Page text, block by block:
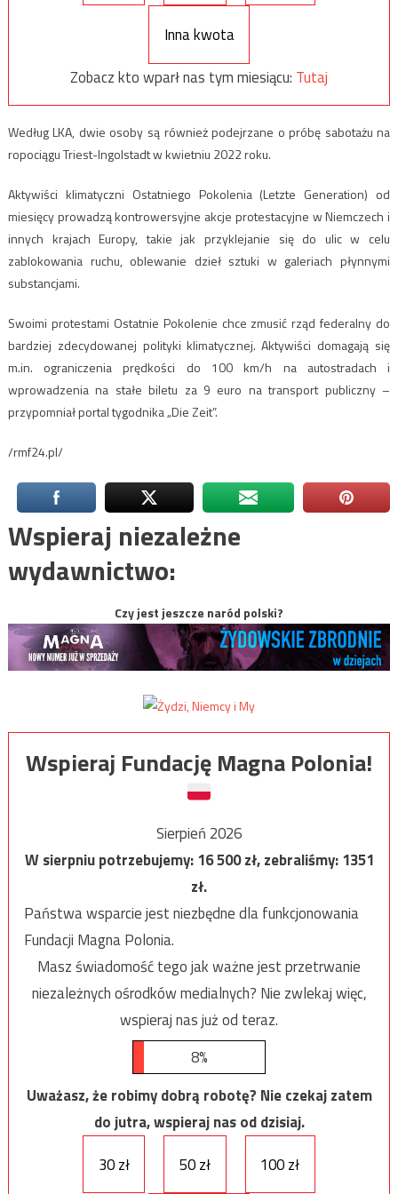
Inna kwota
Zobacz kto wparł nas tym miesiącu: Tutaj
Według LKA, dwie osoby są również podejrzane o próbę sabotażu na
ropociągu Triest-Ingolstadt w kwietniu 2022 roku.
Aktywiści klimatyczni Ostatniego Pokolenia (Letzte Generation) od
miesięcy prowadzą kontrowersyjne akcje protestacyjne w Niemczech i
innych krajach Europy, takie jak przyklejanie się do ulic w celu
zablokowania ruchu, oblewanie dzieł sztuki w galeriach płynnymi
substancjami.
Swoimi protestami Ostatnie Pokolenie chce zmusić rząd federalny do
bardziej zdecydowanej polityki klimatycznej. Aktywiści domagają się
m.in. ograniczenia prędkości do 100 km/h na autostradach i
wprowadzenia na stałe biletu za 9 euro na transport publiczny –
przypomniał portal tygodnika „Die Zeit”.
/rmf24.pl/
Wspieraj niezależne
wydawnictwo:
Czy jest jeszcze naród polski?
Wspieraj Fundację Magna Polonia!
Sierpień 2026
W sierpniu potrzebujemy:16 500zł, zebraliśmy:1351
zł.
Państwa wsparcie jest niezbędne dla funkcjonowania
Fundacji Magna Polonia.
Masz świadomość tego jak ważne jest przetrwanie
niezależnych ośrodków medialnych? Nie zwlekaj więc,
wspieraj nas już od teraz.
8%
Uważasz, że robimy dobrą robotę? Nie czekaj zatem
do jutra, wspieraj nas od dzisiaj.
30 zł
50 zł 100 zł